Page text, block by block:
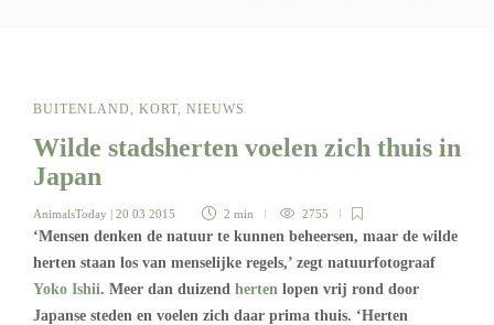
BUITENLAND, KORT, NIEUWS
Wilde stadsherten voelen zich thuis in
Japan
AnimalsToday | 20 03 2015 2 min 2755
‘Mensen denken de natuur te kunnen beheersen, maar de wilde
herten staan los van menselijke regels,’ zegt natuurfotograaf
Yoko Ishii. Meer dan duizend herten lopen vrij rond door
Japanse steden en voelen zich daar prima thuis. ‘Herten